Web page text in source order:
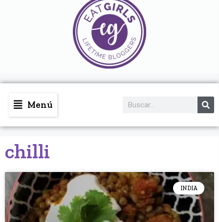
Menú
chilli
INDIA